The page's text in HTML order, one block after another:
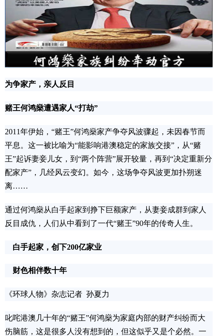
为争家产，亲人反目
赌王何鸿燊遭遇家人“打劫”
2011年伊始，“赌王”何鸿燊家产争夺风波骤起，未因春节而
平息。这一被比喻为“能影响港澳稳定的家族交接”，从“赌
王”起诉妻妾儿女，到“两个阵营”展开较量，再到“决定重新分
配家产”，几经风云变幻。如今，这场争夺风波更加扑朔迷
离……
通过何鸿燊从白手起家到挣下巨额家产，从妻妾成群到家人
反目成仇，人们从中看到了一代“赌王”90年的传奇人生。
白手起家，创下200亿家业
财色相伴数十年
《环球人物》杂志记者 孙夏力
叱咤港澳几十年的“赌王”何鸿燊为家庭内部的财产纠纷而大
伤脑筋，这是很多人没有想到的，但这似乎又是个必然。一